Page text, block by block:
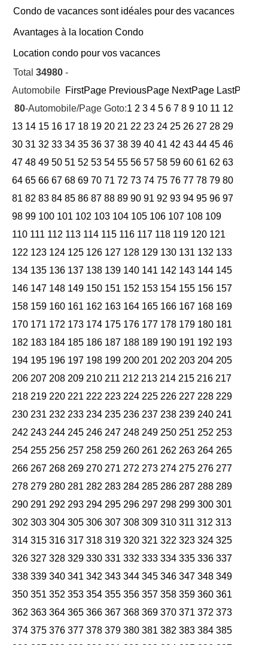
Condo de vacances sont idéales pour des vacances
Avantages à la location Condo
Location condo pour vos vacances
Total 34980 -
Automobile FirstPage PreviousPage NextPage LastPage
80-Automobile/Page Goto:1 2 3 4 5 6 7 8 9 10 11 12
13 14 15 16 17 18 19 20 21 22 23 24 25 26 27 28 29
30 31 32 33 34 35 36 37 38 39 40 41 42 43 44 45 46
47 48 49 50 51 52 53 54 55 56 57 58 59 60 61 62 63
64 65 66 67 68 69 70 71 72 73 74 75 76 77 78 79 80
81 82 83 84 85 86 87 88 89 90 91 92 93 94 95 96 97
98 99 100 101 102 103 104 105 106 107 108 109
110 111 112 113 114 115 116 117 118 119 120 121
122 123 124 125 126 127 128 129 130 131 132 133
134 135 136 137 138 139 140 141 142 143 144 145
146 147 148 149 150 151 152 153 154 155 156 157
158 159 160 161 162 163 164 165 166 167 168 169
170 171 172 173 174 175 176 177 178 179 180 181
182 183 184 185 186 187 188 189 190 191 192 193
194 195 196 197 198 199 200 201 202 203 204 205
206 207 208 209 210 211 212 213 214 215 216 217
218 219 220 221 222 223 224 225 226 227 228 229
230 231 232 233 234 235 236 237 238 239 240 241
242 243 244 245 246 247 248 249 250 251 252 253
254 255 256 257 258 259 260 261 262 263 264 265
266 267 268 269 270 271 272 273 274 275 276 277
278 279 280 281 282 283 284 285 286 287 288 289
290 291 292 293 294 295 296 297 298 299 300 301
302 303 304 305 306 307 308 309 310 311 312 313
314 315 316 317 318 319 320 321 322 323 324 325
326 327 328 329 330 331 332 333 334 335 336 337
338 339 340 341 342 343 344 345 346 347 348 349
350 351 352 353 354 355 356 357 358 359 360 361
362 363 364 365 366 367 368 369 370 371 372 373
374 375 376 377 378 379 380 381 382 383 384 385